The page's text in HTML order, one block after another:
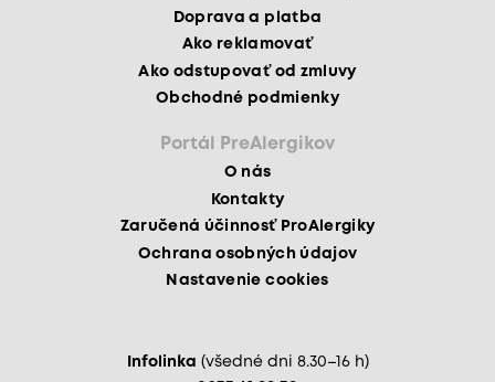
Doprava a platba
Ako reklamovať
Ako odstupovať od zmluvy
Obchodné podmienky
Portál PreAlergikov
O nás
Kontakty
Zaručená účinnosť ProAlergiky
Ochrana osobných údajov
Nastavenie cookies
Infolinka (všedné dni 8.30–16 h)